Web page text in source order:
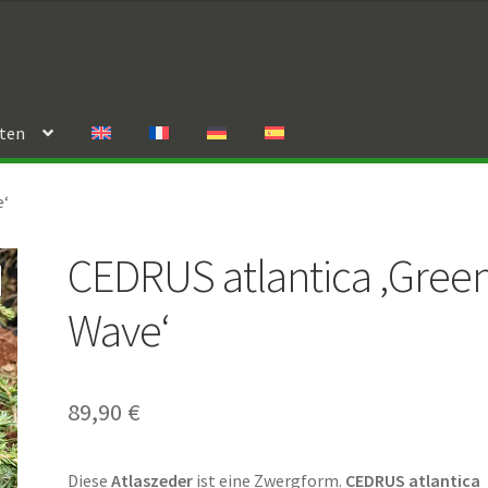
CEDRUS atlantica
Wave‘
89,90 €
DieseAtlaszeder ist eine Zwergform. CEDRUS atlantica